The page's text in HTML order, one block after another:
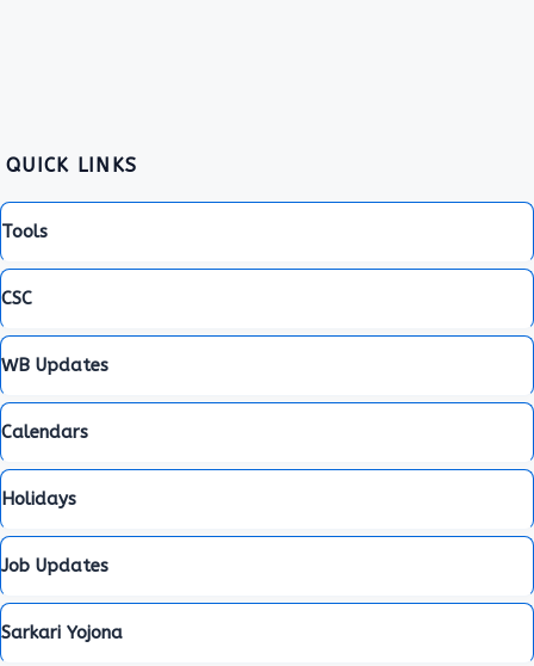
QUICK LINKS
Tools
CSC
WB Updates
Calendars
Holidays
Job Updates
Sarkari Yojona